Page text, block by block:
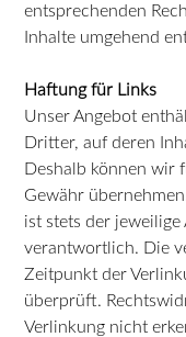
entsprechenden
Inhalte umgehend
Haftung für Links
Unser Angebot
Dritter, auf deren
Deshalb können wir
Gewähr
ist stets der
verantwortlich. Die
Zeitpunkt der
überprüft.
Verlinkung nicht